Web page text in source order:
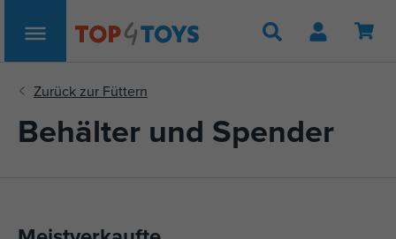
Suche
Behälter und Spender